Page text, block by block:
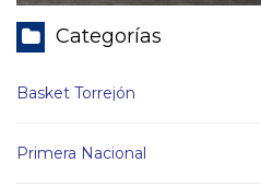
Categorías
Basket Torrejón
Primera Nacional